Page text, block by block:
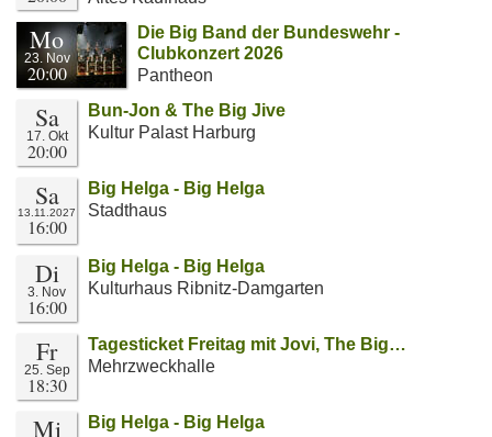
Mo
23. Nov
20:00
Die Big Band der Bundeswehr -
Clubkonzert 2026
Pantheon
Sa
17. Okt
20:00
Bun-Jon & The Big Jive
Kultur Palast Harburg
Sa
13.11.2027
16:00
Big Helga - Big Helga
Stadthaus
Di
3. Nov
16:00
Big Helga - Big Helga
Kulturhaus Ribnitz-Damgarten
Fr
25. Sep
18:30
Tagesticket Freitag mit Jovi, The Big…
Mehrzweckhalle
Mi
Big Helga - Big Helga